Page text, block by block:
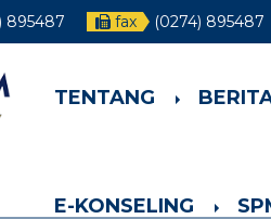
895487 fax (0274) 895487
TENTANG
E-KONSELING